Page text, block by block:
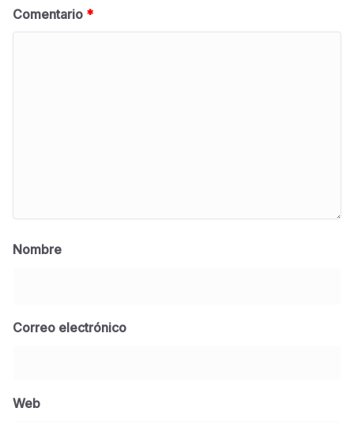
Comentario *
Nombre
Correo electrónico
Web